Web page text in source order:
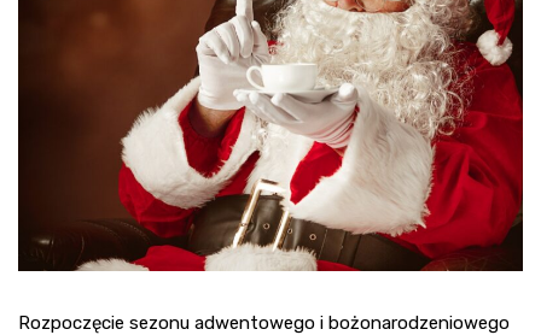
Rozpoczęcie sezonu adwentowego i bożonarodzeniowego